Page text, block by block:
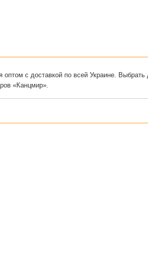
с доставкой по всей Украине.
«Канцмир».